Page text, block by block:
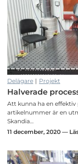
Delägare | Projekt
Halverade
Att kunna ha en
artikelnummer är en
Skandia…
11 december, 2020 —